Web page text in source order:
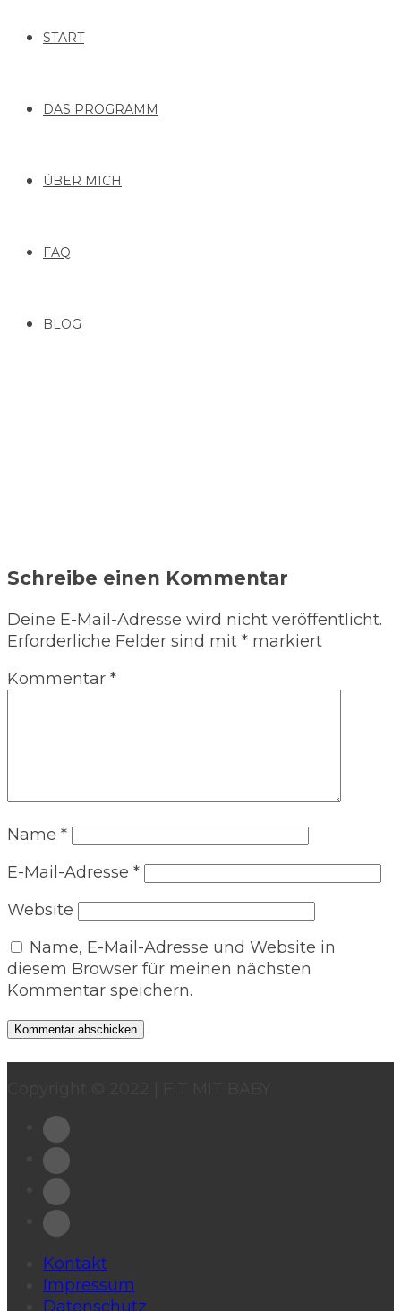
START
DAS PROGRAMM
ÜBER MICH
FAQ
BLOG
Schreibe einen Kommentar
Deine E-Mail-Adresse wird nicht veröffentlicht.
Erforderliche Felder sind mit * markiert
Kommentar *
Name *
E-Mail-Adresse *
Website
Name, E-Mail-Adresse und Website in
diesem Browser für meinen nächsten
Kommentar speichern.
Kontakt
Impressum
Datenschutz